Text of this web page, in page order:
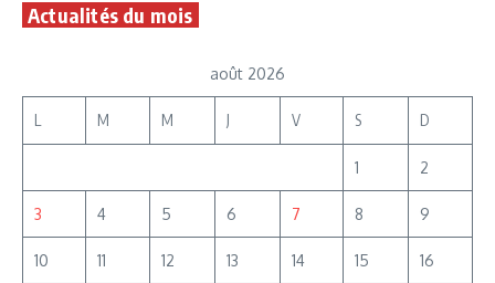
Actualités du mois
août 2026
L M M J V S D
1 2
3 4 5 6 7 8 9
10 11 12 13 14 15 16